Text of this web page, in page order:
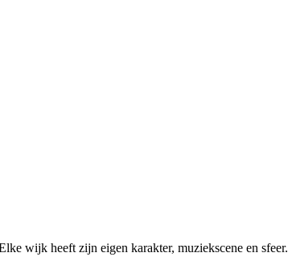
wijk heeft zijn eigen karakter, muziekscene en sfeer.